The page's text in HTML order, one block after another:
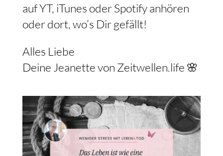
auf YT, iTunes oder Spotify anhören
oder dort, wo’s Dir gefällt!
Alles Liebe
Deine Jeanette von Zeitwellen.life 🌸